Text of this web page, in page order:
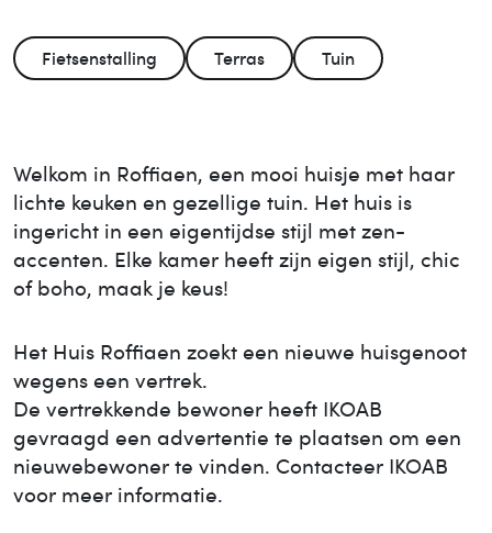
Fietsenstalling Terras Tuin
Welkom in Roffiaen, een mooi huisje met haar
lichte keuken en gezellige tuin. Het huis is
ingericht in een eigentijdse stijl met zen-
accenten. Elke kamer heeft zijn eigen stijl, chic
of boho, maak je keus!
Het Huis Roffiaen zoekt een nieuwe huisgenoot
wegens een vertrek.
De vertrekkende bewoner heeft IKOAB
gevraagd een advertentie te plaatsen om een
nieuwebewoner te vinden. Contacteer IKOAB
voor meer informatie.